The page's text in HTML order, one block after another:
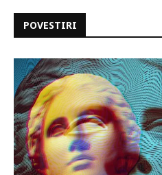
POVESTIRI